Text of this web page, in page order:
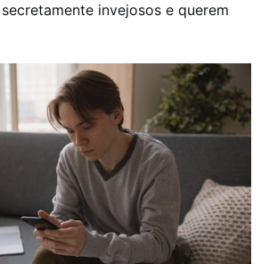
invejosos e querem